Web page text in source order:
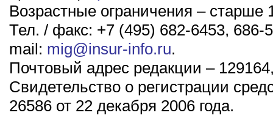
Возрастные ограничения – старше
Тел. / факс: +7 (495) 682-6453, 686-
mail: mig@insur-info.ru.
Почтовый адрес редакции –
Свидетельство о регистрации
26586 от 22 декабря 2006 года.